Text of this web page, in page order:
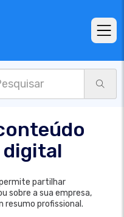
digital
partilhar
sobre a sua empresa,
resumo profissional.